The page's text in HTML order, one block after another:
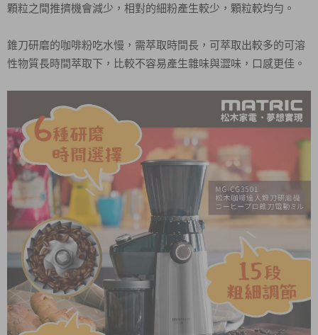
顆粒之間推擠機會減少，相對的細粉產生較少，顆粒較均勻。
錐刀研磨的咖啡粉吃水慢，需萃取時間長，可萃取出較多的可溶
性物質長時間萃取下，比較不容易產生雜味與澀味，口感更佳。